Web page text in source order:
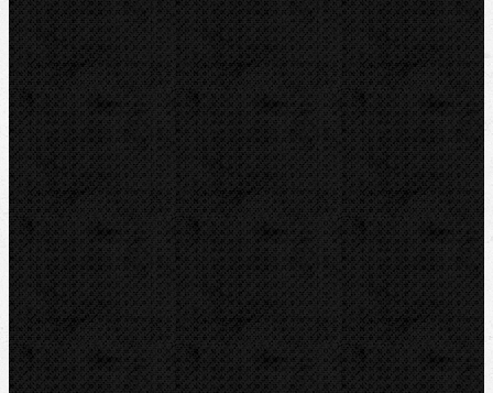
Elektomontážní nářadí
Lokalizace a trasování
Značky
RIDGID
BERNZOMATIC
NIPO